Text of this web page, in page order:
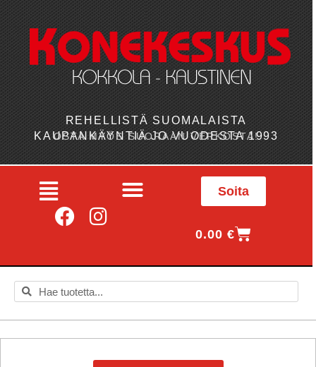
REHELLISTÄ SUOMALAISTA
KAUPANKÄYNTIÄ JO VUODESTA 1993
OSTA MYÖS SUORAAN VERKOSTA!
Soita
0.00€